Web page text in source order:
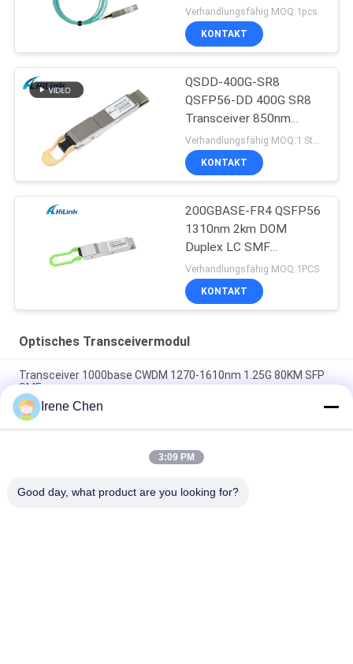
Customizted Kabel-
QSFP-DD
Verhandlungsfähig MOQ:1pcs
KONTAKT
QSDD-400G-SR8
QSFP56-DD 400G SR8
Transceiver 850nm
150M MPT/MPO-16
DOM
Verhandlungsfähig MOQ:1 Stück
KONTAKT
200GBASE-FR4 QSFP56
1310nm 2km DOM
Duplex LC SMF
optisches Transceiver-
Modul
Verhandlungsfähig MOQ:1PCS
KONTAKT
Optisches Transceivermodul
Transceiver 1000base CWDM 1270-1610nm 1.25G 80KM SFP
SMF
60km QSFP+ Ethernet-optischer Transceiver-heißes
steckbares Duplex LC 40Gb/s
MPO-Verbindungsstück-optische Transceiver-Module Hilink
Irene Chen
3:09 PM
Good day, what product are you looking for?